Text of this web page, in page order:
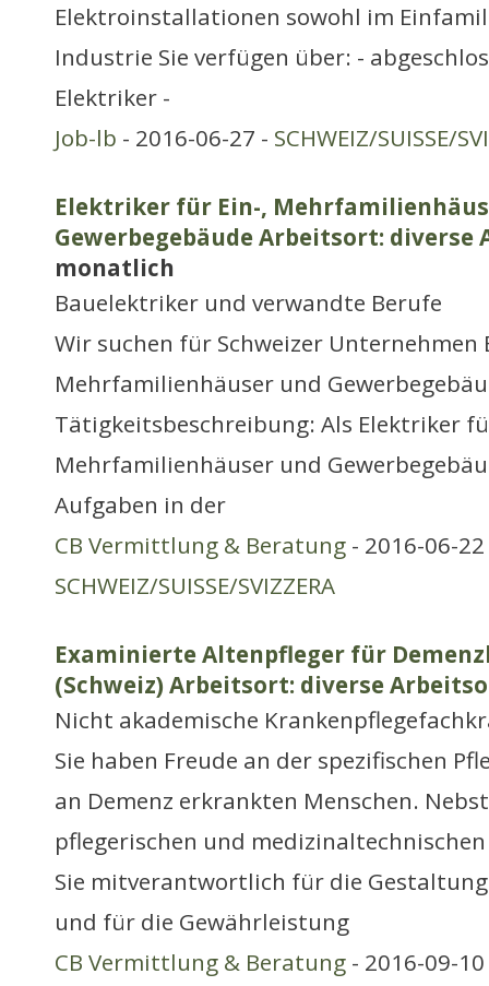
Elektroinstallationen sowohl im
Industrie Sie verfügen über: -
Elektriker -
Job-lb - 2016-06-27 - SCHWEIZ/SUISSE/
Elektriker für Ein-,
Gewerbegebäude Arbeitsort: diverse
monatlich
Bauelektriker und verwandte Berufe
Wir suchen für Schweizer Unternehmen
Mehrfamilienhäuser und
Tätigkeitsbeschreibung: Als Elektriker
Mehrfamilienhäuser und
Aufgaben in der
CB Vermittlung & Beratung - 2016-06-
SCHWEIZ/SUISSE/SVIZZERA
Examinierte Altenpfleger für
(Schweiz) Arbeitsort: diverse
Nicht akademische
Sie haben Freude an der spezifischen
an Demenz erkrankten Menschen.
pflegerischen und
Sie mitverantwortlich für die Gestaltung
und für die Gewährleistung
CB Vermittlung & Beratung - 2016-09-